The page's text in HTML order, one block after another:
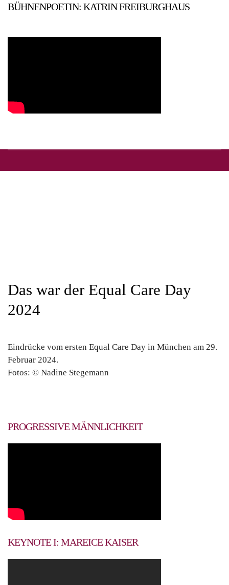
BÜHNENPOETIN: KATRIN FREIBURGHAUS
Das war der Equal Care Day
2024
Eindrücke vom ersten Equal Care Day in München am 29.
Februar 2024.
Fotos: © Nadine Stegemann
PROGRESSIVE MÄNNLICHKEIT
KEYNOTE I: MAREICE KAISER